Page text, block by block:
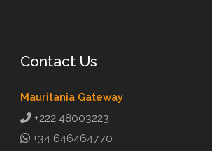
Contact Us
Mauritania Gateway
+222 48003223
+34 646464770